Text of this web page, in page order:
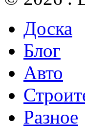
Доска
Блог
Авто
Разное